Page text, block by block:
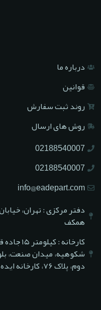
درباره ما
قوانین
روند ثبت سفارش
روش های ارسال
02188540007
02188540007
info@eadepart.com
همکف
کارخانه :
شکوهیه، میدان صنعت،
دوم، پلاک ۷۶، کارخانه ایده نگر